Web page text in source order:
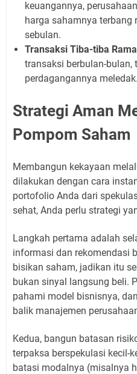
keuangannya,
harga sahamnya terbang
sebulan.
Transaksi Tiba-tiba
transaksi berbulan-bulan,
perdagangannya meledak.
Strategi Aman
Pompom Saham
Membangun kekayaan
dilakukan dengan cara
portofolio Anda dari
sehat, Anda perlu strategi
Langkah pertama adalah
informasi dan rekomendasi
bisikan saham, jadikan itu
bukan sinyal langsung beli.
pahami model bisnisnya,
balik manajemen
Kedua, bangun batasan
terpaksa berspekulasi kecil-
batasi modalnya (misalnya